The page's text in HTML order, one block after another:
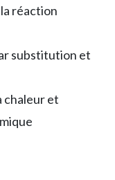
réaction
substitution et
chaleur et